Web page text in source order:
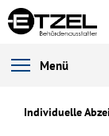
Menü
Individuelle